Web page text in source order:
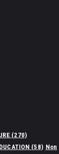
(270)
(58) Non